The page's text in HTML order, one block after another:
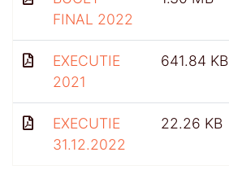
FINAL 2022
EXECUTIE
2021
641.84 KB
EXECUTIE
31.12.2022
22.26 KB